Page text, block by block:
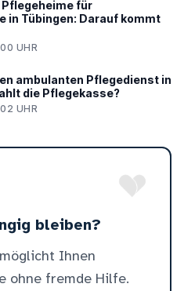
für
in Tübingen: Darauf kommt
UHR
ambulanten Pflegedienst in
die Pflegekasse?
UHR
bleiben?
Ihnen
ohne fremde Hilfe.